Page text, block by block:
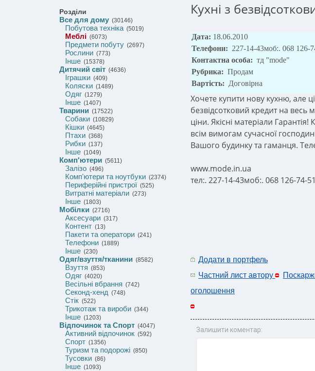
Розділи
Все для дому (30146)
Побутова техніка(5019)
Меблі (6073)
Предмети побуту (2697)
Рослини (773)
Інше (15378)
Дитячий світ (4636)
Іграшки (409)
Коляски (1489)
Одяг (1279)
Інше (1407)
Тварини (17522)
Собаки (10829)
Кішки (4645)
Птахи (368)
Рибки (137)
Інше (1049)
Комп'ютери (5611)
Залізо (496)
Комп'ютери та ноутбуки (2374)
Периферійні пристрої (525)
Витратні матеріали (273)
Інше (1803)
Мобілки (2716)
Аксесуари (317)
Контент (13)
Пакети та оператори (241)
Телефони (1889)
Інше (230)
Одяг/взуття/тканини (8582)
Взуття (853)
Одяг (4020)
Весільні вбрання (742)
Секонд-хенд (748)
Стік (522)
Трикотаж та вироби (344)
Інше (1203)
Відпочинок та Спорт (4047)
Активний відпочинок (592)
Спорт (1356)
Туризм та подорожі (850)
Тусовки (86)
Інше (1093)
Кухні з
Дата: 18.06.2010
Телефони: 227-14-43моб:. 068 126-
Контактна особа: тд "mode"
Рубрика: Продам
Вартість: Договірна
Хочете купити нову кухню, але
безвідсотковий кредит на весь
ціни. Якісні матеріали Гарантія!
всім вимогам сучасної
Вашого будинку та гаманця.
www.mode.in.ua
тел:. 227-14-43моб:. 068 126-74-51
Додати в портфель
Частний лист автору
оголошення
Залишити коментар: